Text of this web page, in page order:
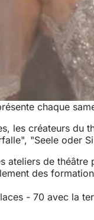
chaque
les créateurs du
"Seele oder
ateliers de
des
- 70 avec la